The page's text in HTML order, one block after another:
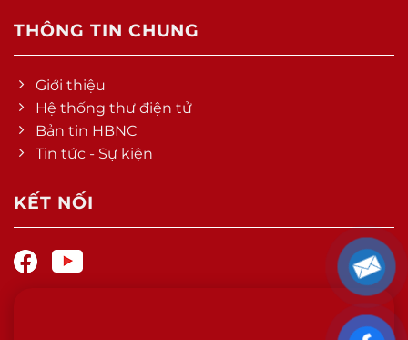
THÔNG TIN CHUNG
Giới thiệu
Hệ thống thư điện tử
Bản tin HBNC
Tin tức - Sự kiện
KẾT NỐI